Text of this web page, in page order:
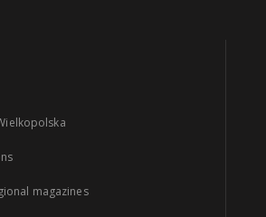
magazines